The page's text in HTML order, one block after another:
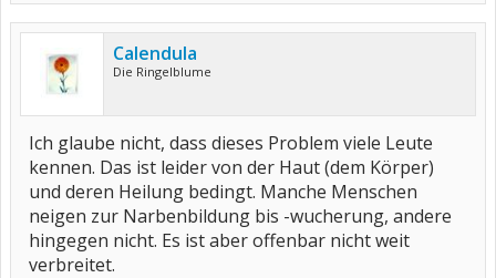
Calendula
Die Ringelblume
Ich glaube nicht, dass dieses Problem viele Leute
kennen. Das ist leider von der Haut (dem Körper)
und deren Heilung bedingt. Manche Menschen
neigen zur Narbenbildung bis -wucherung, andere
hingegen nicht. Es ist aber offenbar nicht weit
verbreitet.